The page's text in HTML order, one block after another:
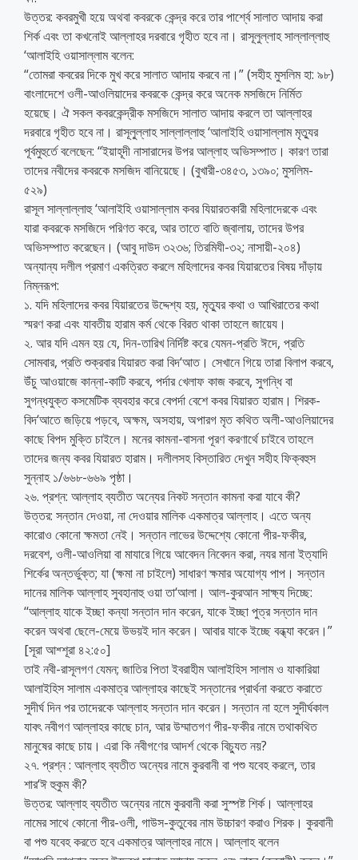
উত্তর: কবরমুখী হয়ে অথবা কবরকে কেন্দ্র করে তার পার্শ্বে সালাত আদায় করা
শির্ক এবং তা কখনোই আল্লাহর দরবারে গৃহীত হবে না। রাসূলুল্লাহ সাল্লাল্লাহু
‘আলাইহি ওয়াসাল্লাম বলেন:
“তোমরা কবরের দিকে মুখ করে সালাত আদায় করবে না।” (সহীহ মুসলিম হা: ৯৮)
বাংলাদেশে ওলী-আওলিয়াদের কবরকে কেন্দ্র করে অনেক মসজিদে নির্মিত
হয়েছে। ঐ সকল কবরকেন্দ্রীক মসজিদে সালাত আদায় করলে তা আল্লাহর
দরবারে গৃহীত হবে না। রাসূলু্ল্লাহ সাল্লাল্লাহু ‘আলাইহি ওয়াসাল্লাম মৃত্যুর
পূর্বমুহুর্তে বলেছেন: “ইয়াহূদী নাসারাদের উপর আল্লাহ অভিসম্পাত। কারণ তারা
তাদের নবীদের কবরকে মসজিদ বানিয়েছে। (বুখারী-৩৪৫৩, ১৩৯০; মুসলিম-
৫২৯)
রাসূল সাল্লাল্লাহু ‘আলাইহি ওয়াসাল্লাম কবর যিয়ারতকারী মহিলাদেরকে এবং
যারা কবরকে মসজিদে পরিণত করে, আর তাতে বাতি জ্বালায়, তাদের উপর
অভিসম্পাত করেছেন। (আবু দাউদ ৩২৩৬; তিরমিযী-৩২; নাসায়ী-২০৪)
অন্যান্য দলীল প্রমাণ একত্রিত করলে মহিলাদের কবর যিয়ারতের বিষয় দাঁড়ায়
নিম্নরূপ:
১. যদি মহিলাদের কবর যিয়ারতের উদ্দেশ্য হয়, মৃত্যুর কথা ও আখিরাতের কথা
স্মরণ করা এবং যাবতীয় হারাম কর্ম থেকে বিরত থাকা তাহলে জায়েয।
২. আর যদি এমন হয় যে, দিন-তারিখ নির্দিষ্ট করে যেমন-প্রতি ঈদে, প্রতি
সোমবার, প্রতি শুক্রবার যিয়ারত করা বিদ‘আত। সেখানে গিয়ে তারা বিলাপ করবে,
উঁচু আওয়াজে কান্না-কাটি করবে, পর্দার খেলাফ কাজ করবে, সুগন্ধি বা
সুগন্ধযুক্ত কসমেটিক ব্যবহার করে বেপর্দা বেশে কবর যিয়ারত হারাম। শিরক-
বিদ‘আতে জড়িয়ে পড়বে, অক্ষম, অসহায়, অপারগ মৃত কথিত অলী-আওলিয়াদের
কাছে বিপদ মুক্তি চাইলে। মনের কামনা-বাসনা পূরণ করণার্থে চাইবে তাহলে
তাদের জন্য কবর যিয়ারত হারাম। দলীলসহ বিস্তারিত দেখুন সহীহ ফিক্বহুস
সুন্নাহ ১/৬৬৮-৬৬৯ পৃষ্ঠা।
২৬. প্রশ্ন: আল্লাহ ব্যতীত অন্যের নিকট সন্তান কামনা করা যাবে কী?
উত্তর: সন্তান দেওয়া, না দেওয়ার মালিক একমাত্র আল্লাহ। এতে অন্য
কারোও কোনো ক্ষমতা নেই। সন্তান লাভের উদ্দেশ্যে কোনো পীর-ফকীর,
দরবেশ, ওলী-আওলিয়া বা মাযারে গিয়ে আবেদন নিবেদন করা, নযর মানা ইত্যাদি
শির্কের অন্তর্ভুক্ত; যা (ক্ষমা না চাইলে) সাধারণ ক্ষমার অযোগ্য পাপ। সন্তান
দানের মালিক আল্লাহ সুবহানাহু ওয়া তা‘আলা। আল-কুরআন সাক্ষ্য দিচ্ছে:
‘‘আল্লাহ যাকে ইচ্ছা কন্যা সন্তান দান করেন, যাকে ইচ্ছা পুত্র সন্তান দান
করেন অথবা ছেলে-মেয়ে উভয়ই দান করেন। আবার যাকে ইচ্ছে বন্ধ্যা করেন।”
[সূরা আশ্শূরা ৪২:৫০]
তাই নবী-রাসূলগণ যেমন; জাতির পিতা ইবরাহীম আলাইহিস সালাম ও যাকারিয়া
আলাইহিস সালাম একমাত্র আল্লাহর কাছেই সন্তানের প্রার্থনা করতে করাতে
সুদীর্ঘ দিন পর তাদেরকে আল্লাহ সন্তান দান করেন। সন্তান না হলে সুদীর্ঘকাল
যাবৎ নবীগণ আল্লাহর কাছে চান, আর উম্মাতগণ পীর-ফকীর নামে তথাকথিত
মানুষের কাছে চায়। এরা কি নবীগণের আদর্শ থেকে বিচ্যুত নয়?
২৭. প্রশ্ন : আল্লাহ ব্যতীত অন্যের নামে কুরবানী বা পশু যবেহ করলে, তার
শার‘ঈ হুকুম কী?
উত্তর: আল্লাহ ব্যতীত অন্যের নামে কুরবানী করা সুস্পষ্ট শির্ক। আল্লাহর
নামের সাথে কোনো পীর-ওলী, গাউস-কুতুবের নাম উচ্চারণ করাও শিরক। কুরবানী
বা পশু যবেহ করতে হবে একমাত্র আল্লাহর নামে। আল্লাহ বলেন